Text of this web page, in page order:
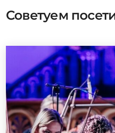
Советуем